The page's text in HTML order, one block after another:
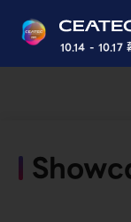
10.14 - 10.17